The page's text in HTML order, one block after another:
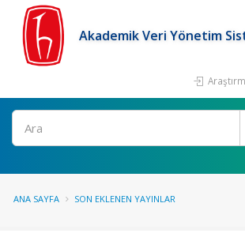
Akademik Veri Yönetim
Ara
ANA SAYFA SON EKLENEN YAYINLAR